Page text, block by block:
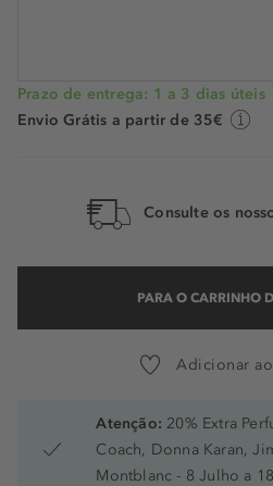
Prazo de entrega: 1 a 3 dias úteis
Envio Grátis a partir de 35€
Consulte os
PARA O CARRINHO
Adicionar
Atenção: 20% Extra
Coach, Donna Karan,
Montblanc - 8 Julho a